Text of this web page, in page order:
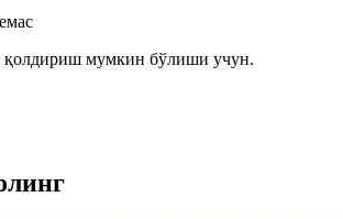
мумкин бўлиши учун.